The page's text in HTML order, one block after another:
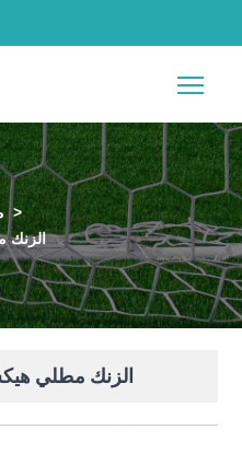
>
الزنك مطلي